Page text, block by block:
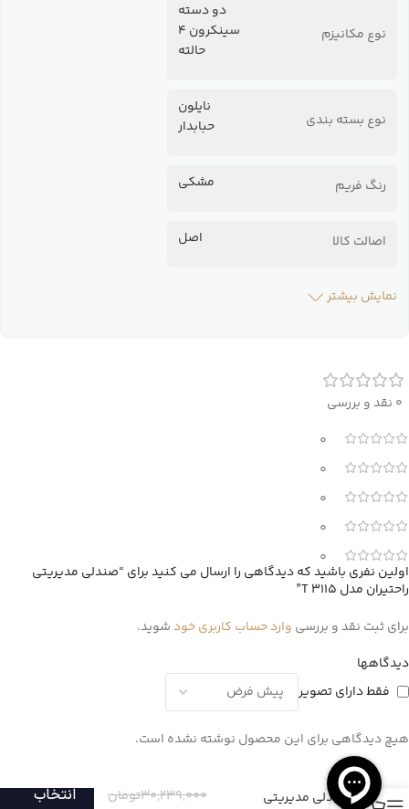
نوع مکانیزم
دو دسته
سینکرون 4
حالته
نوع بسته بندی
نایلون
حبابدار
رنگ فریم مشکی
اصالت کالا اصل
نمایش بیشتر
0 نقد و بررسی
0
0
0
0
0
دیدگاهها
فقط دارای تصویر
هیچ دیدگاهی برای این محصول نوشته نشده است.
اولین نفری باشید که دیدگاهی را ارسال می کنید برای “صندلی مدیریتی
راحتیران مدل T 3115”
برای ثبت نقد و بررسی وارد حساب کاربری خودشوید.
صندلی مدیریتی
۳۰,۲۳۹,۰۰۰تومان
انتخاب